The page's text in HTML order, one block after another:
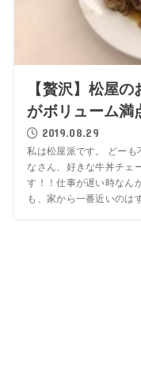
【贅沢】松屋
がボリューム満
2019.08.29
私は松屋派です。 どーも
なさん、好きな牛丼チェ
す！！仕事が遅い時なん
も、家から一番近いのは